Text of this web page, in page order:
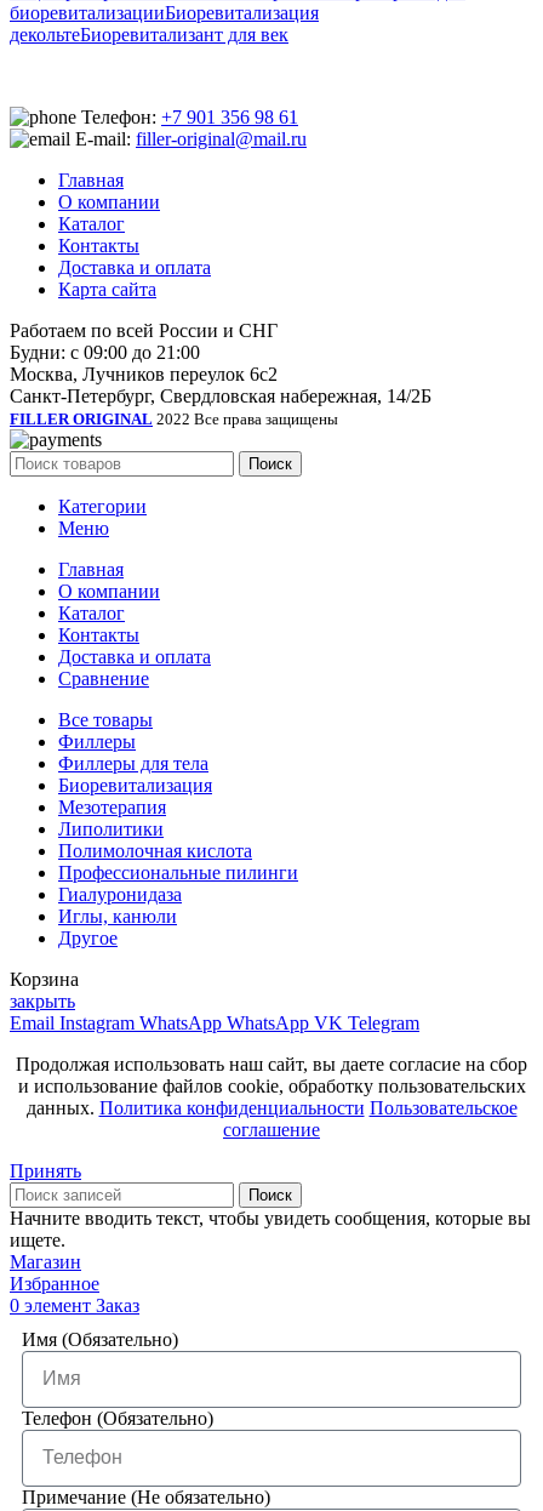
биоревитализацииБиоревитализация
декольтеБиоревитализант для век
Телефон: +7 901 356 98 61
E-mail: filler-original@mail.ru
Главная
О компании
Каталог
Контакты
Доставка и оплата
Карта сайта
Работаем по всей России и СНГ
Будни: с 09:00 до 21:00
Москва, Лучников переулок 6с2
Санкт-Петербург, Свердловская набережная, 14/2Б
FILLER ORIGINAL 2022 Все права защищены
Поиск
Категории
Меню
Главная
О компании
Каталог
Контакты
Доставка и оплата
Сравнение
Все товары
Филлеры
Филлеры для тела
Биоревитализация
Мезотерапия
Липолитики
Полимолочная кислота
Профессиональные пилинги
Гиалуронидаза
Иглы, канюли
Другое
Корзина
закрыть
Email Instagram WhatsApp WhatsApp VK Telegram
Продолжая использовать наш сайт, вы даете согласие на сбор
и использование файлов cookie, обработку пользовательских
данных. Политика конфиденциальности Пользовательское
соглашение
Принять
Поиск
Начните вводить текст, чтобы увидеть сообщения, которые вы
ищете.
Магазин
Избранное
0 элемент Заказ
Имя (Обязательно)
Телефон (Обязательно)
Примечание (Не обязательно)